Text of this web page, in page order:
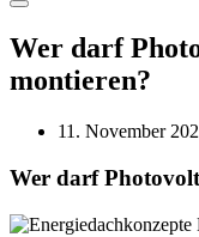
Wer darf
montieren?
11. November
Wer darf